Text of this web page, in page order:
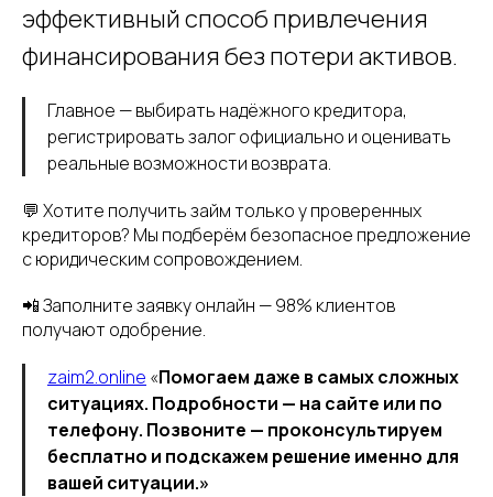
эффективный способ привлечения
финансирования без потери активов.
Главное — выбирать надёжного кредитора,
регистрировать залог официально и оценивать
реальные возможности возврата.
💬 Хотите получить займ только у проверенных
кредиторов? Мы подберём безопасное предложение
с юридическим сопровождением.
📲 Заполните заявку онлайн — 98% клиентов
получают одобрение.
zaim2.online «Помогаем даже в самых сложных
ситуациях. Подробности — на сайте или по
телефону. Позвоните — проконсультируем
бесплатно и подскажем решение именно для
вашей ситуации.»